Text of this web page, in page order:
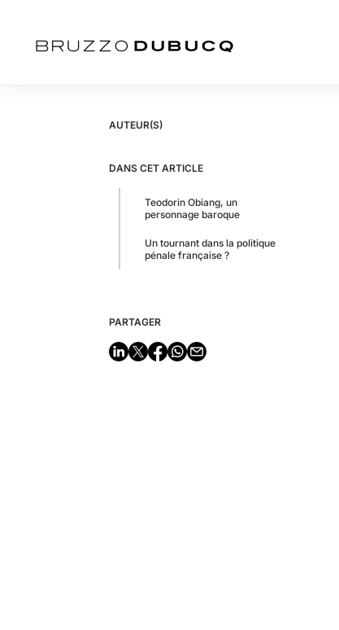
AUTEUR(S)
DANS CET ARTICLE
Teodorin Obiang, un
personnage baroque
Un tournant dans la politique
pénale française ?
PARTAGER